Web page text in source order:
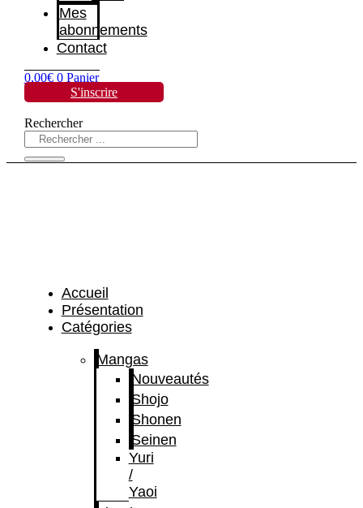
Mes
abonnements
Contact
0,00€ 0 Panier
S'inscrire
Rechercher
Accueil
Présentation
Catégories
Mangas
Nouveautés
Shojo
Shonen
Seinen
Yuri
/
Yaoi